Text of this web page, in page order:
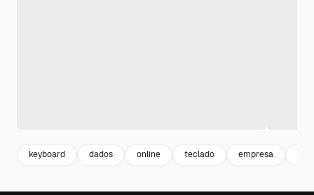
keyboard dados online teclado empresa